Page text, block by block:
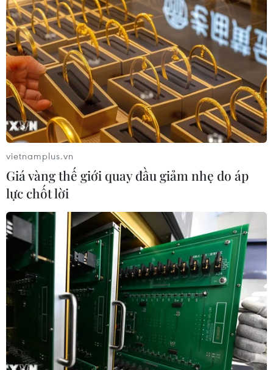
vietnamplus.vn
Giá vàng thế giới quay đầu giảm nhẹ do áp
lực chốt lời